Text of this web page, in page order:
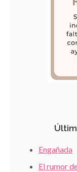
Engañada
El rumor